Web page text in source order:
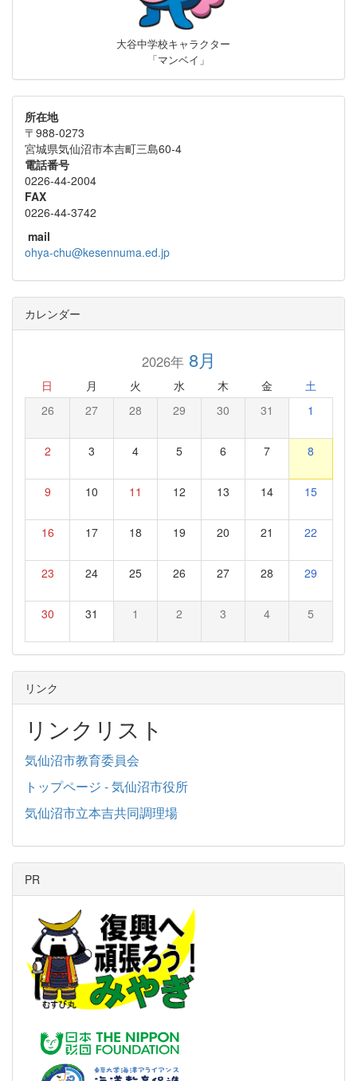
大谷中学校キャラクター
「マンベイ」
所在地
〒988-0273
宮城県気仙沼市本吉町三島60-4
電話番号
0226-44-2004
FAX
0226-44-3742
mail
ohya-chu@kesennuma.ed.jp
カレンダー
2026年8月
日 月 火 水 木 金 土
26 27 28 29 30 31 1
2 3 4 5 6 7 8
9 10 11 12 13 14 15
16 17 18 19 20 21 22
23 24 25 26 27 28 29
30 31 1 2 3 4 5
リンク
リンクリスト
気仙沼市教育委員会
トップページ - 気仙沼市役所
気仙沼市立本吉共同調理場
PR